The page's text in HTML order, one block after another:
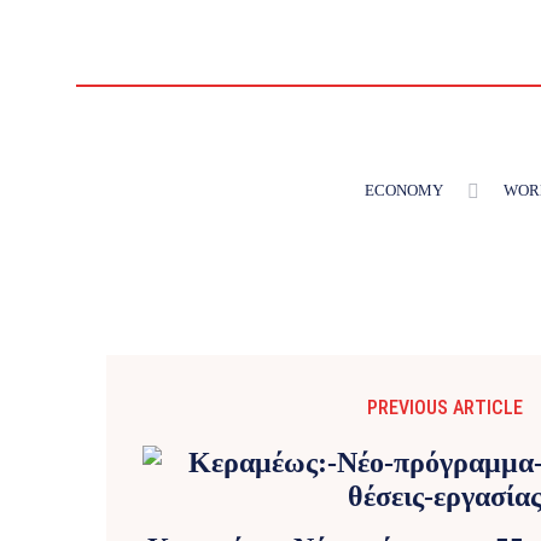
ECONOMY
PREVIOUS ARTICLE